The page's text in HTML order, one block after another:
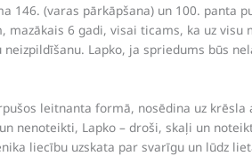
146. (varas pārkāpšana) un 100. panta
6 gadi, visai ticams, ka uz visu
Lapko, ja spriedums būs
leitnanta formā, nosēdina uz krēsla
nenoteikti, Lapko – droši, skaļi un
liecību uzskata par svarīgu un lūdz